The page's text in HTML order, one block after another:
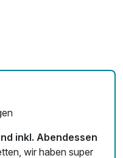
inkl. Abendessen
wir haben super